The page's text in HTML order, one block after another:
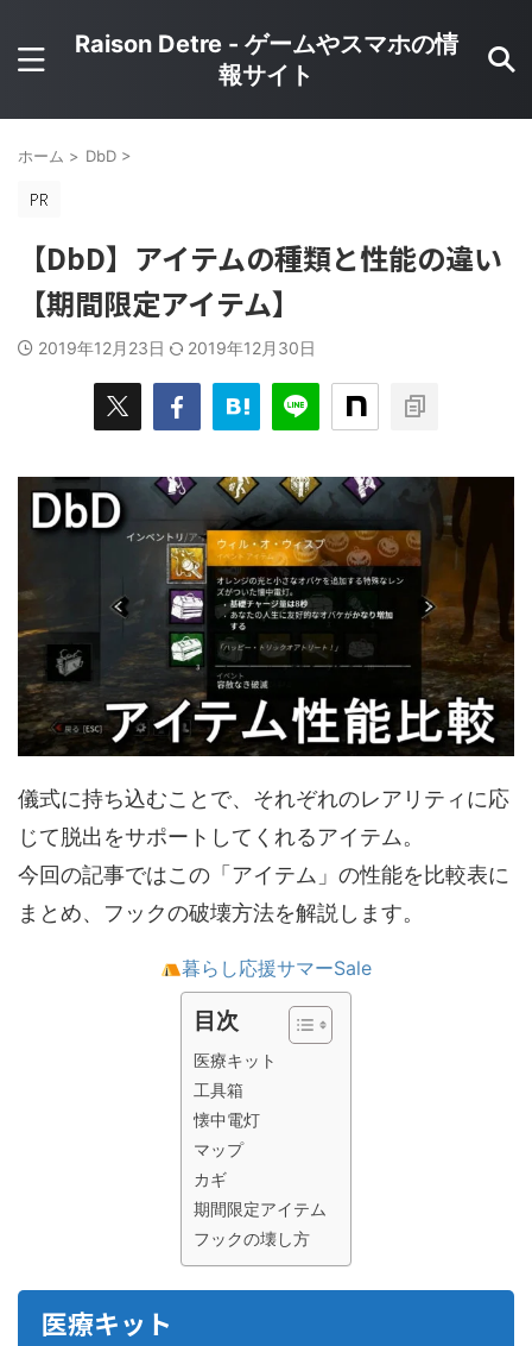
Raison Detre - ゲームやスマホの情
報サイト
ホーム > DbD >
【DbD】アイテムの種類と性能の違い
【期間限定アイテム】
2019年12月23日 2019年12月30日
儀式に持ち込むことで、それぞれのレアリティに応
じて脱出をサポートしてくれるアイテム。
今回の記事ではこの「アイテム」の性能を比較表に
まとめ、フックの破壊方法を解説します。
暮らし応援サマーSale
目次
医療キット
工具箱
懐中電灯
マップ
カギ
期間限定アイテム
フックの壊し方
医療キット